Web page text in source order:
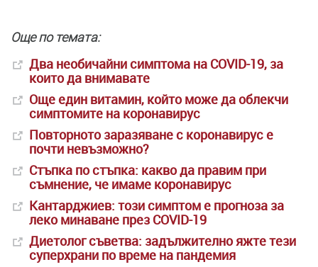
Още по темата:
Два необичайни симптома на COVID-19, за
които да внимавате
Още един витамин, който може да облекчи
симптомите на коронавирус
Повторното заразяване с коронавирус е
почти невъзможно?
Стъпка по стъпка: какво да правим при
съмнение, че имаме коронавирус
Кантарджиев: този симптом е прогноза за
леко минаване през COVID-19
Диетолог съветва: задължително яжте тези
суперхрани по време на пандемия